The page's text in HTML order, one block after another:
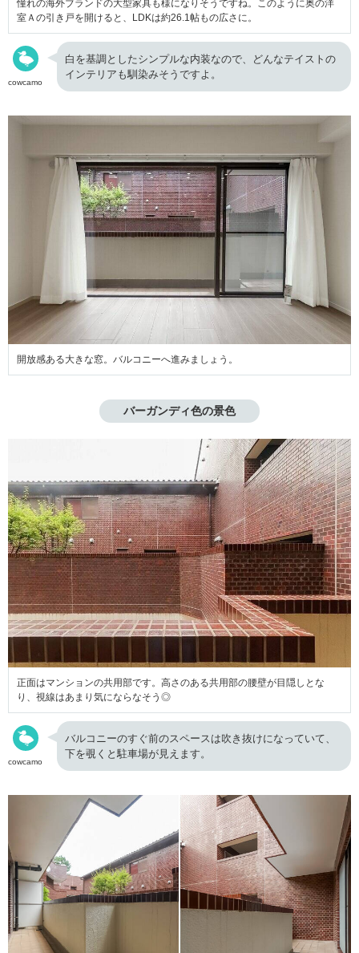
憧れの海外ブランドの大型家具も様になりそうですね。このように奥の洋
室Ａの引き戸を開けると、LDKは約26.1帖もの広さに。
cowcamo
白を基調としたシンプルな内装なので、どんなテイストの
インテリアも馴染みそうですよ。
開放感ある大きな窓。バルコニーへ進みましょう。
バーガンディ色の景色
正面はマンションの共用部です。高さのある共用部の腰壁が目隠しとな
り、視線はあまり気にならなそう◎
cowcamo
バルコニーのすぐ前のスペースは吹き抜けになっていて、
下を覗くと駐車場が見えます。